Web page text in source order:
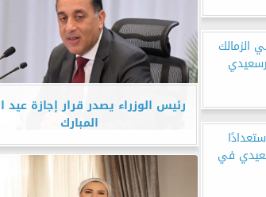
الزمالك
في
رئيس الوزراء يصدر قرار إجازة عيد
المبارك